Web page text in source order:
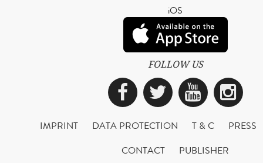
iOS
FOLLOW US
Facebook
Twitter
IMPRINT DATA PROTECTION T & C
PRESS
CONTACT
PUBLISHER